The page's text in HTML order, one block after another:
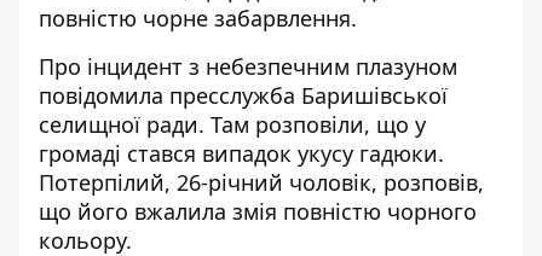
повністю чорне забарвлення.
Про інцидент з небезпечним плазуном
повідомила пресслужба Баришівської
селищної ради. Там розповіли, що у
громаді стався випадок укусу гадюки.
Потерпілий, 26-річний чоловік, розповів,
що його вжалила змія повністю чорного
кольору.